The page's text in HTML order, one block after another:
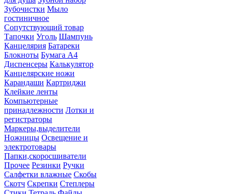
Зубочистки Мыло
гостиничное
Сопутствующий товар
Тапочки Уголь Шампунь
Канцелярия Батареки
Блокноты Бумага А4
Диспенсеры Калькулятор
Канцелярские ножи
Карандаши Картриджи
Клейкие ленты
Компьютерные
принадлежности Лотки и
регистраторы
Маркеры,выделители
Ножницы Освещение и
электротовары
Папки,скоросшиватели
Прочее Резинки Ручки
Салфетки влажные Скобы
Скотч Скрепки Степлеры